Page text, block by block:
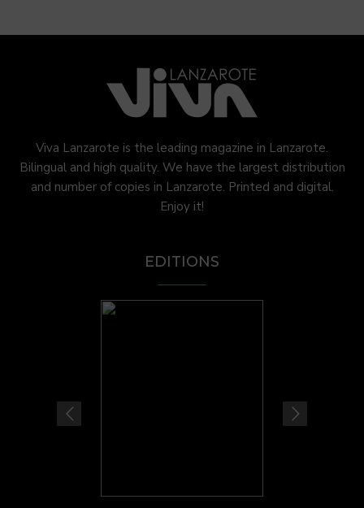
Viva Lanzarote is the leading magazine in Lanzarote.
Bilingual and high quality. We have the largest distribution
and number of copies in Lanzarote. Printed and digital.
Enjoy it!
EDITIONS